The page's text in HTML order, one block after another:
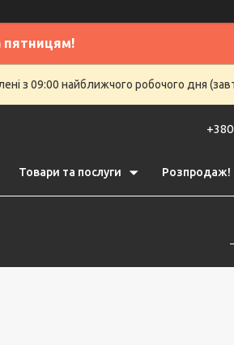
пятницям!
з 09:00 найближчого робочого дня
Товари та послуги Розпродаж!